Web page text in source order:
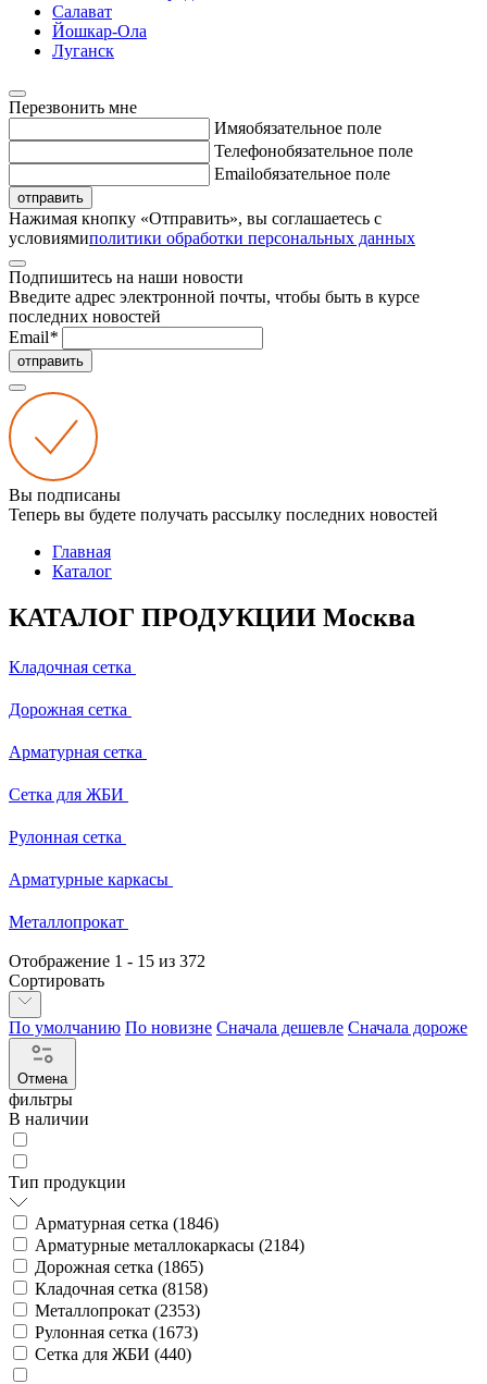
Салават
Йошкар-Ола
Луганск
Перезвонить мне
Имяобязательное поле
Телефонобязательное поле
Emailобязательное поле
отправить
Нажимая кнопку «Отправить», вы соглашаетесь с
условиямиполитики обработки персональных данных
Подпишитесь на наши новости
Введите адрес электронной почты, чтобы быть в курсе
последних новостей
Email*
отправить
Вы подписаны
Теперь вы будете получать рассылку последних новостей
Главная
Каталог
КАТАЛОГ ПРОДУКЦИИ Москва
Кладочная сетка
Дорожная сетка
Арматурная сетка
Сетка для ЖБИ
Рулонная сетка
Арматурные каркасы
Металлопрокат
Отображение 1 - 15 из 372
Сортировать
По умолчанию По новизне Сначала дешевле Сначала дороже
Отмена
фильтры
В наличии
Тип продукции
Арматурная сетка (1846)
Арматурные металлокаркасы (2184)
Дорожная сетка (1865)
Кладочная сетка (8158)
Металлопрокат (2353)
Рулонная сетка (1673)
Сетка для ЖБИ (440)